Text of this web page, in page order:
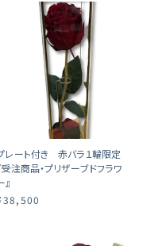
レート付き 赤バラ１輪限定
受注商品・プリザーブドフラワ
』